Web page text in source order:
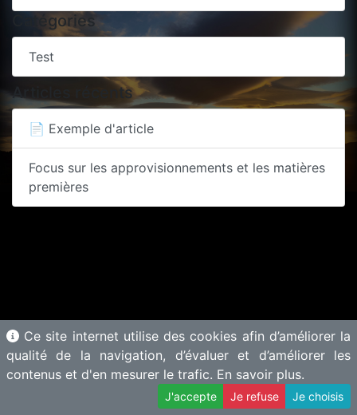
Catégories
Test
Articles récents
📄 Exemple d'article
Focus sur les approvisionnements et les matières
premières
© 2025 Motherbase.ai pourTech&Fest-Proposer une solution
Mentions légales–Gérer les cookies
Ce site internet utilise des cookies afin d’améliorer la
qualité de la navigation, d’évaluer et d’améliorer les
contenus et d'en mesurer le trafic. En savoir plus.
J'accepte Je refuse Je choisis